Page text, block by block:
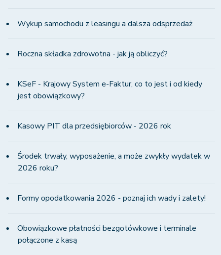
Wykup samochodu z leasingu a dalsza odsprzedaż
Roczna składka zdrowotna - jak ją obliczyć?
KSeF - Krajowy System e-Faktur, co to jest i od kiedy
jest obowiązkowy?
Kasowy PIT dla przedsiębiorców - 2026 rok
Środek trwały, wyposażenie, a może zwykły wydatek w
2026 roku?
Formy opodatkowania 2026 - poznaj ich wady i zalety!
Obowiązkowe płatności bezgotówkowe i terminale
połączone z kasą